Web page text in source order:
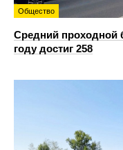
Общество
Средний проходной
году достиг 258